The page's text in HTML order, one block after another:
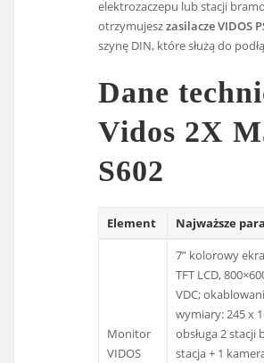
elektrozaczepu lub stacji
otrzymujeszzasilacze VIDOS
szynę DIN, które służą do
Dane
Vidos 2X
S602
Element Najważsze
Monitor
VIDOS
7” kolorowy
TFT LCD,
VDC;
wymiary: 245 x
obsługa 2 stacji
stacja + 1